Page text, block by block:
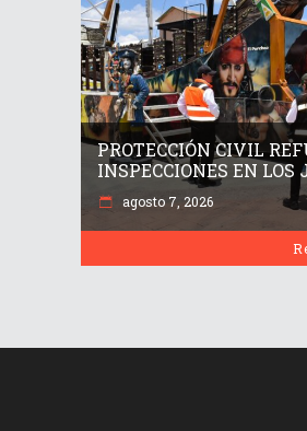
PROTECCIÓN CIVIL
INSPECCIONES EN LOS
agosto 7, 2026